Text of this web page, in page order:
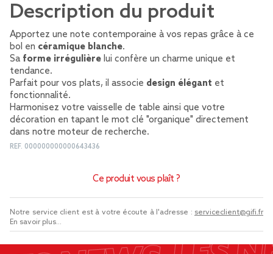
Description du produit
Apportez une note contemporaine à vos repas grâce à ce
bol en céramique blanche.
Sa forme irrégulière lui confère un charme unique et
tendance.
Parfait pour vos plats, il associe design élégant et
fonctionnalité.
Harmonisez votre vaisselle de table ainsi que votre
décoration en tapant le mot clé "organique" directement
dans notre moteur de recherche.
REF. 000000000000643436
Ce produit vous plaît ?
Notre service client est à votre écoute à l'adresse : serviceclient@gifi.fr
En savoir plus...